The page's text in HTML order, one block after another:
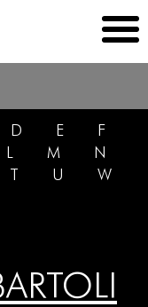
D E
F
L M
N
T U
W